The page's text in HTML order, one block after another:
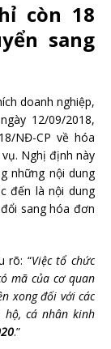
còn 18
sang
doanh nghiệp,
12/09/2018,
NĐ-CP về hóa
Nghị định này
những nội dung
đến là nội dung
sang hóa đơn
rõ: “Việc tổ chức
mã của cơ quan
xong đối với các
hộ, cá nhân kinh
.”